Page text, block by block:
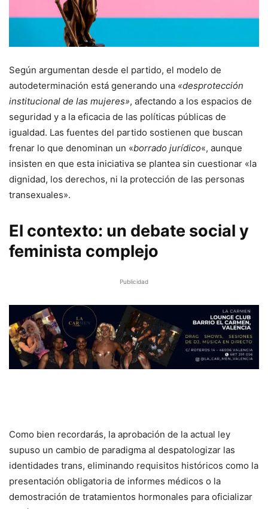
Según argumentan desde el partido, el modelo de
autodeterminación está generando una «desprotección
institucional de las mujeres», afectando a los espacios de
seguridad y a la eficacia de las políticas públicas de
igualdad. Las fuentes del partido sostienen que buscan
frenar lo que denominan un «borrado jurídico«, aunque
insisten en que esta iniciativa se plantea sin cuestionar «la
dignidad, los derechos, ni la protección de las personas
transexuales».
El contexto: un debate social y
feminista complejo
Publicidad
Como bien recordarás, la aprobación de la actual ley
supuso un cambio de paradigma al despatologizar las
identidades trans, eliminando requisitos históricos como la
presentación obligatoria de informes médicos o la
demostración de tratamientos hormonales para oficializar